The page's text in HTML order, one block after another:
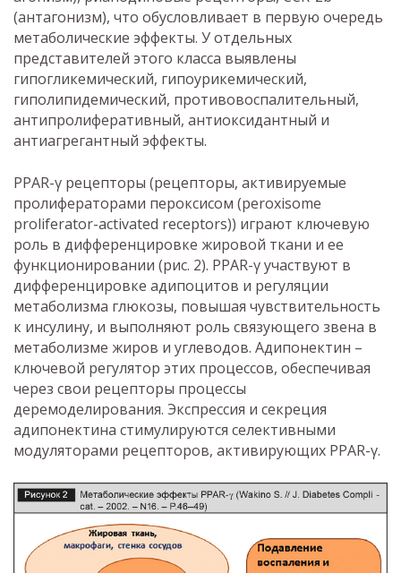
(антагонизм), что обусловливает в первую очередь
метаболические эффекты. У отдельных
представителей этого класса выявлены
гипогликемический, гипоурикемический,
гиполипидемический, противовоспалительный,
антипролиферативный, антиоксидантный и
антиагрегантный эффекты.
PPAR-γ рецепторы (рецепторы, активируемые
пролифераторами пероксисом (peroxisome
proliferator-activated receptors)) играют ключевую
роль в дифференцировке жировой ткани и ее
функционировании (рис. 2). PPAR-γ участвуют в
дифференцировке адипоцитов и регуляции
метаболизма глюкозы, повышая чувствительность
к инсулину, и выполняют роль связующего звена в
метаболизме жиров и углеводов. Адипонектин –
ключевой регулятор этих процессов, обеспечивая
через свои рецепторы процессы
деремоделирования. Экспрессия и секреция
адипонектина стимулируются селективными
модуляторами рецепторов, активирующих PPAR-γ.